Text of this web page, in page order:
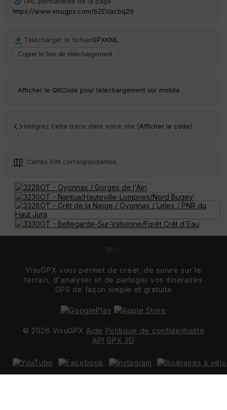
https://www.visugpx.com/bZEVacbq29
Télécharger le fichierGPXKML
Afficher le QRCode pour téléchargement sur mobile
Intégrez cette trace dans votre site [Afficher le code]
Cartes IGN correspondantes
VisuGPX vous permet de créer, de suivre sur le
terrain, d'analyser et de partager vos itinéraires
GPS de façon simple et gratuite
© 2026 VisuGPX Aide Politique de confidentialité
API GPX 3D